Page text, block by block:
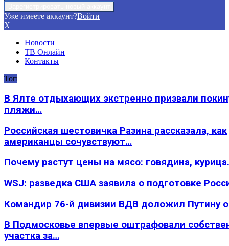
Уже имеете аккаунт?Войти
X
Новости
ТВ Онлайн
Контакты
Топ
В Ялте отдыхающих экстренно призвали
пляжи…
Российская шестовичка Разина рассказала, как
американцы сочувствуют…
Почему растут цены на мясо: говядина,
WSJ: разведка США заявила о подготовке
Командир 76-й дивизии ВДВ доложил Путину
В Подмосковье впервые оштрафовали
участка за…